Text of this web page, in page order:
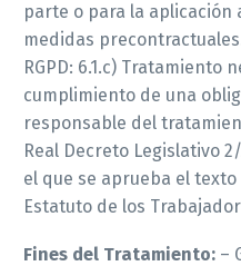
parte o para la aplicación
medidas
RGPD: 6.1.c) Tratamiento
cumplimiento de una
responsable del
Real Decreto Legislativo
el que se aprueba el
Estatuto de los
Fines del Tratamiento: –